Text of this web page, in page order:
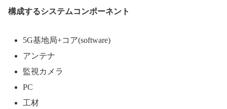
構成するシステムコンポーネント
5G基地局+コア(software)
アンテナ
監視カメラ
PC
工材